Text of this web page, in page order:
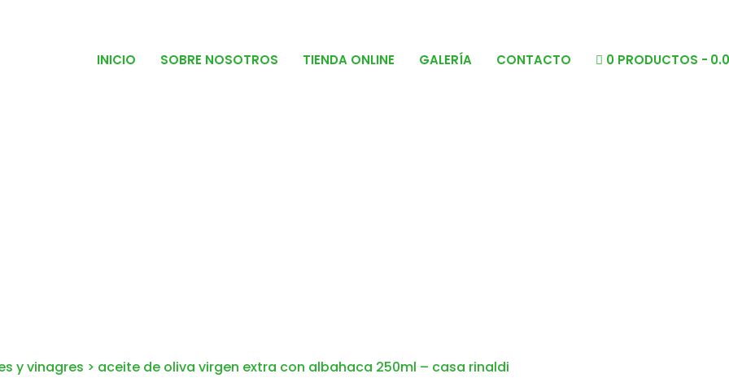
INICIO SOBRE NOSOTROS TIENDA ONLINE GALERÍA CONTACTO 0 PRODUCTOS
y vinagres > aceite de oliva virgen extra con albahaca 250ml – casa rinaldi